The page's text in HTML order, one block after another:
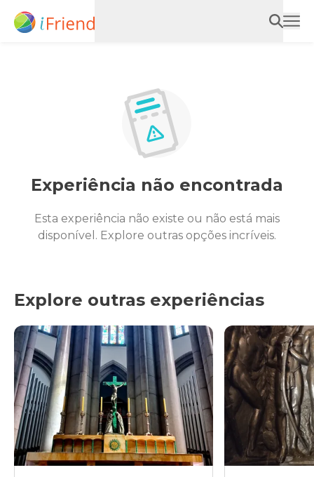
Experiência não encontrada
Esta experiência não existe ou não está mais
disponível. Explore outras opções incríveis.
Explore outras experiências